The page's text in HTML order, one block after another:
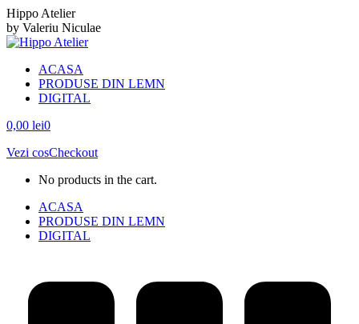
Skip
to
content
Hippo Atelier
by Valeriu Niculae
page
opens
window
page
opens
window
ACASA
PRODUSE DIN LEMN
DIGITAL
0,00 lei0
Vezi cosCheckout
No products in the cart.
ACASA
PRODUSE DIN LEMN
DIGITAL